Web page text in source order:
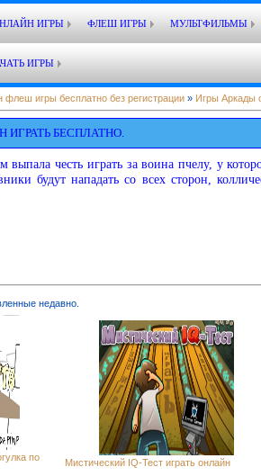
ИГРЫ ФЛЕШ ИГРЫ МУЛЬТФИЛЬМЫ
ИГРЫ
флеш игры бесплатно без регистрации » Игры Аркады
ИГРАТЬ БЕСПЛАТНО.
честь играть за воина пчелу, у
будут нападать со всех сторон,
недавно.
по
Мистический IQ-Тест играть онлайн